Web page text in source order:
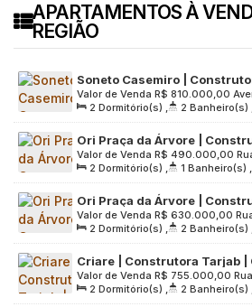
APARTAMENTOS À
REGIÃO
Soneto Casemiro |
69 metros | 02 domitórios |
gourmet | 01 vaga
R$ 810.000,00
Valor de Venda
Rocha, 833, Zona Sul, 04047-
São Paulo, Brasil
2 Dormitório(s) , 2 Banheiro(s)
Sala(s) , 1 Suíte(s) , 1 Vaga(s) ,
1853.00m²
Ori Praça da Árvore |
Construção | 40 metros | 02
varanda | sem vaga
R$ 490.000,00
Valor de Venda
04052-030, Mirandópolis, São
2 Dormitório(s) , 1 Banheiro(s) ,
Sala(s) , 1 Vaga(s) , Útil: 40.00
Ori Praça da Árvore |
Construção | 49 metros |
varanda | 01 vaga
R$ 630.000,00
Valor de Venda
04052-030, Mirandópolis, São
2 Dormitório(s) , 2 Banheiro(s)
Sala(s) , 1 Suíte(s) , 1 Vaga(s) ,
1291.00 m²
Criare | Construtora Tarjab |
metros | 02 dormitórios |
01 vaga
R$ 755.000,00
Valor de Venda
04052-110, Mirandópolis, São
2 Dormitório(s) , 2 Banheiro(s)